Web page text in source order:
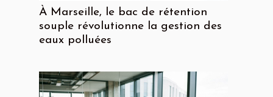
À Marseille, le bac de rétention
souple révolutionne la gestion des
eaux polluées